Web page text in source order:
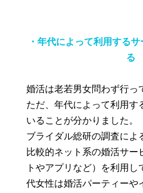
・年代によって利用する
る
婚活は老若男女問わず行っ
ただ、年代によって利用す
いることが分かりました。
ブライダル総研の調査によ
比較的ネット系の婚活サー
トやアプリなど）を利用
代女性は婚活パーティーや